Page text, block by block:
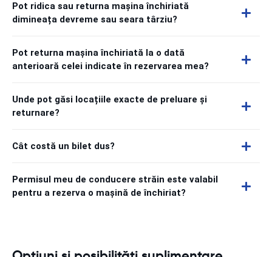
Pot ridica sau returna mașina închiriată
dimineața devreme sau seara târziu?
Pot returna mașina închiriată la o dată
anterioară celei indicate în rezervarea mea?
Unde pot găsi locațiile exacte de preluare și
returnare?
Cât costă un bilet dus?
Permisul meu de conducere străin este valabil
pentru a rezerva o mașină de închiriat?